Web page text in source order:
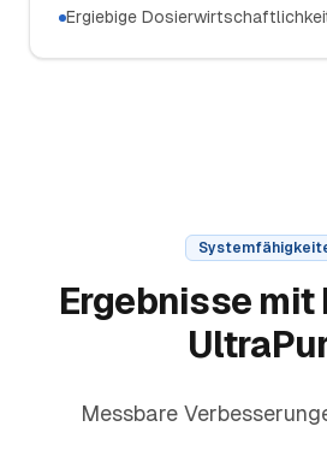
Ergiebige
Ergebnisse mit
Messbare